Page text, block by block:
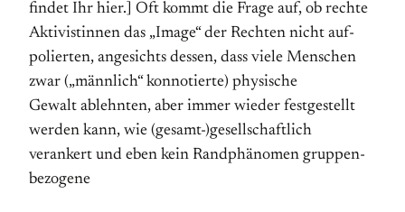
findet Ihr hier.] Oft kommt die Frage auf, ob rechte
Aktivist­innen das „Image“ der Rechten nicht auf­
polierten, angesichts dessen, dass viele Menschen
zwar („männlich“ konnotierte) physische
Gewalt ablehnten, aber immer wieder fest­gestellt
werden kann, wie (gesamt­-)gesell­schaftlich
verankert und eben kein Randphänomen gruppen­
be­zogene